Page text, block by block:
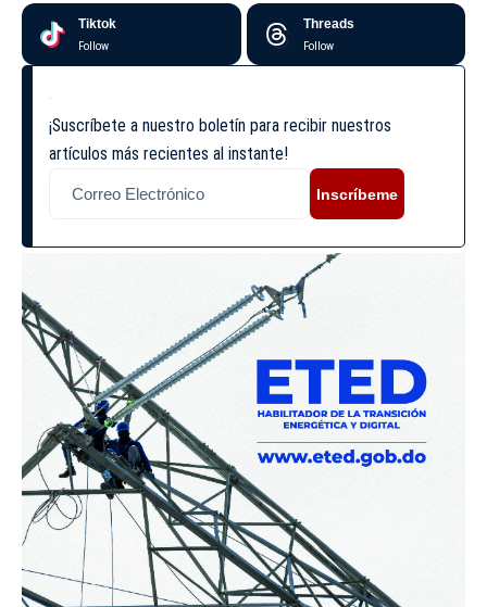
Tiktok
Follow
Threads
Follow
¡Suscríbete a nuestro boletín para recibir nuestros
artículos más recientes al instante!
Inscríbeme